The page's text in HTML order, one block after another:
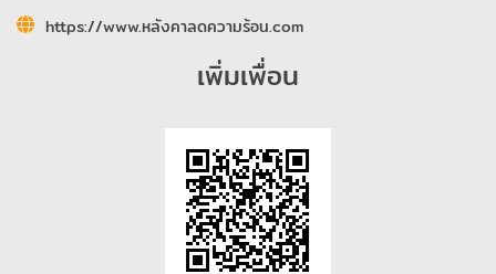
https://www.หลังคาลดความร้อน.com
เพิ่มเพื่อน